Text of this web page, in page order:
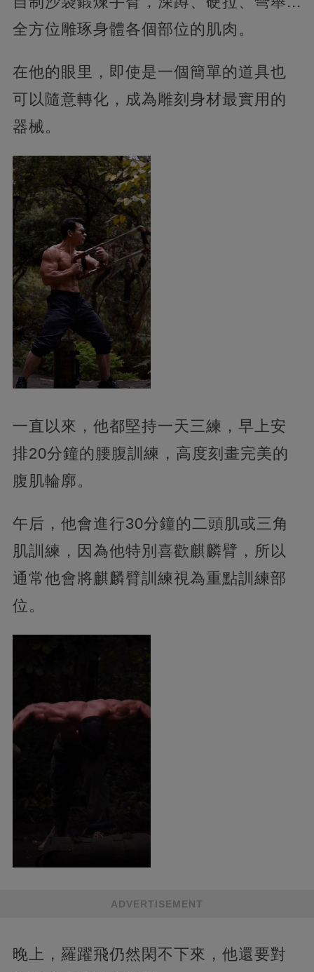
全方位雕琢身體各個部位的肌肉。
在他的眼里，即使是一個簡單的道具也
可以隨意轉化，成為雕刻身材最實用的
器械。
一直以來，他都堅持一天三練，早上安
排20分鐘的腰腹訓練，高度刻畫完美的
腹肌輪廓。
午后，他會進行30分鐘的二頭肌或三角
肌訓練，因為他特別喜歡麒麟臂，所以
通常他會將麒麟臂訓練視為重點訓練部
位。
ADVERTISEMENT
晚上，羅躍飛仍然閑不下來，他還要對